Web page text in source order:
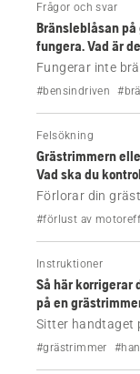
Frågor och svar
Bränsleblåsan
fungera. Vad är
Fungerar inte
röjsåg från
åtgärdar dem.
#bensindriven
Felsökning
Grästrimmern
Vad ska du
Förlorar din
effekt vid
det behövs.
#förlust av
Instruktioner
Så här korrigerar
på en
Sitter handtaget
löst eller stannar
#grästrimmer